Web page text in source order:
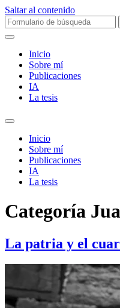
Saltar al contenido
Buscar:
Inicio
Sobre mí­
Publicaciones
IA
La tesis
Alternar
campo
búsqueda
Inicio
Sobre mí­
Publicaciones
IA
La tesis
Categoría
La patria y el